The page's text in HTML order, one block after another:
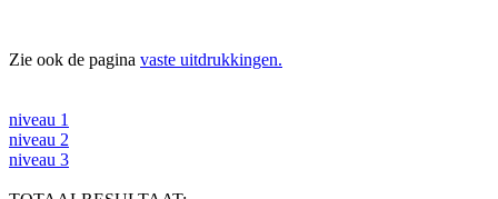
Zie ook de pagina vaste uitdrukkingen.
niveau 1
niveau 2
niveau 3